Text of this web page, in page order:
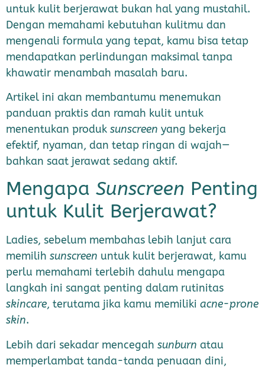
untuk kulit berjerawat bukan hal yang mustahil.
Dengan memahami kebutuhan kulitmu dan
mengenali formula yang tepat, kamu bisa tetap
mendapatkan perlindungan maksimal tanpa
khawatir menambah masalah baru.
Artikel ini akan membantumu menemukan
panduan praktis dan ramah kulit untuk
menentukan produk sunscreen yang bekerja
efektif, nyaman, dan tetap ringan di wajah—
bahkan saat jerawat sedang aktif.
Mengapa Sunscreen Penting
untuk Kulit Berjerawat?
Ladies, sebelum membahas lebih lanjut cara
memilih sunscreen untuk kulit berjerawat, kamu
perlu memahami terlebih dahulu mengapa
langkah ini sangat penting dalam rutinitas
skincare, terutama jika kamu memiliki acne-prone
skin.
Lebih dari sekadar mencegah sunburn atau
memperlambat tanda-tanda penuaan dini,